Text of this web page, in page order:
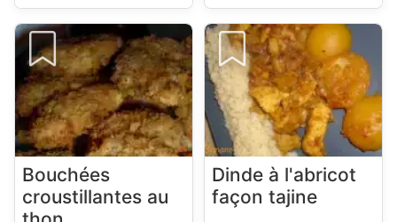
Bouchées
croustillantes au
Dinde à l'abricot
façon tajine